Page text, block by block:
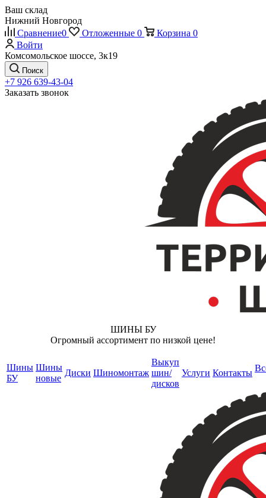
Ваш склад
Нижний Новгород
Сравнение0 Отложенные 0 Корзина 0
Войти
Комсомольское шоссе, 3к19
Поиск
+7 926 639-43-04
Заказать звонок
ШИНЫ БУ
Огромный ассортимент по низкой цене!
Шины
БУ
Шины
новые
Диски Шиномонтаж
Выкуп
шин/
дисков
Услуги Контакты